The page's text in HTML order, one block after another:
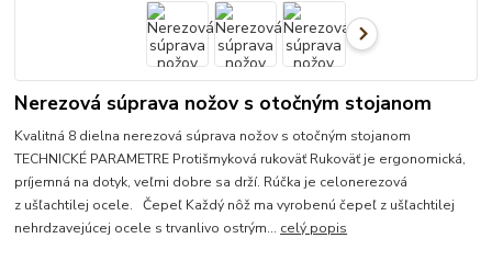
Nerezová súprava nožov s otočným stojanom
Kvalitná 8 dielna nerezová súprava nožov s otočným stojanom
TECHNICKÉ PARAMETRE Protišmyková rukoväť Rukoväť je ergonomická,
príjemná na dotyk, veľmi dobre sa drží. Rúčka je celonerezová
z ušľachtilej ocele. Čepeľ Každý nôž ma vyrobenú čepeľ z ušľachtilej
nehrdzavejúcej ocele s trvanlivo ostrým... celý popis